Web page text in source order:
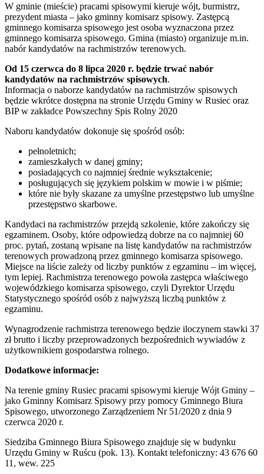
W gminie (mieście) pracami spisowymi kieruje wójt, burmistrz,
prezydent miasta – jako gminny komisarz spisowy. Zastępcą
gminnego komisarza spisowego jest osoba wyznaczona przez
gminnego komisarza spisowego. Gmina (miasto) organizuje m.in.
nabór kandydatów na rachmistrzów terenowych.
Od 15 czerwca do 8 lipca 2020 r. będzie trwać nabór
kandydatów na rachmistrzów spisowych.
Informacja o naborze kandydatów na rachmistrzów spisowych
będzie wkrótce dostępna na stronie Urzędu Gminy w Rusiec oraz
BIP w zakładce Powszechny Spis Rolny 2020
Naboru kandydatów dokonuje się spośród osób:
pełnoletnich;
zamieszkałych w danej gminy;
posiadających co najmniej średnie wykształcenie;
posługujących się językiem polskim w mowie i w piśmie;
które nie były skazane za umyślne przestępstwo lub umyślne
przestępstwo skarbowe.
Kandydaci na rachmistrzów przejdą szkolenie, które zakończy się
egzaminem. Osoby, które odpowiedzą dobrze na co najmniej 60
proc. pytań, zostaną wpisane na listę kandydatów na rachmistrzów
terenowych prowadzoną przez gminnego komisarza spisowego.
Miejsce na liście zależy od liczby punktów z egzaminu – im więcej,
tym lepiej. Rachmistrza terenowego powoła zastępca właściwego
wojewódzkiego komisarza spisowego, czyli Dyrektor Urzędu
Statystycznego spośród osób z najwyższą liczbą punktów z
egzaminu.
Wynagrodzenie rachmistrza terenowego będzie iloczynem stawki 37
zł brutto i liczby przeprowadzonych bezpośrednich wywiadów z
użytkownikiem gospodarstwa rolnego.
Dodatkowe informacje:
Na terenie gminy Rusiec pracami spisowymi kieruje Wójt Gminy –
jako Gminny Komisarz Spisowy przy pomocy Gminnego Biura
Spisowego, utworzonego Zarządzeniem Nr 51/2020 z dnia 9
czerwca 2020 r.
Siedziba Gminnego Biura Spisowego znajduje się w budynku
Urzędu Gminy w Ruścu (pok. 13). Kontakt telefoniczny: 43 676 60
11, wew. 225